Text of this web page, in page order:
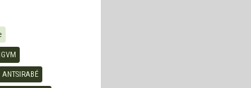
ANTSIRABÉ